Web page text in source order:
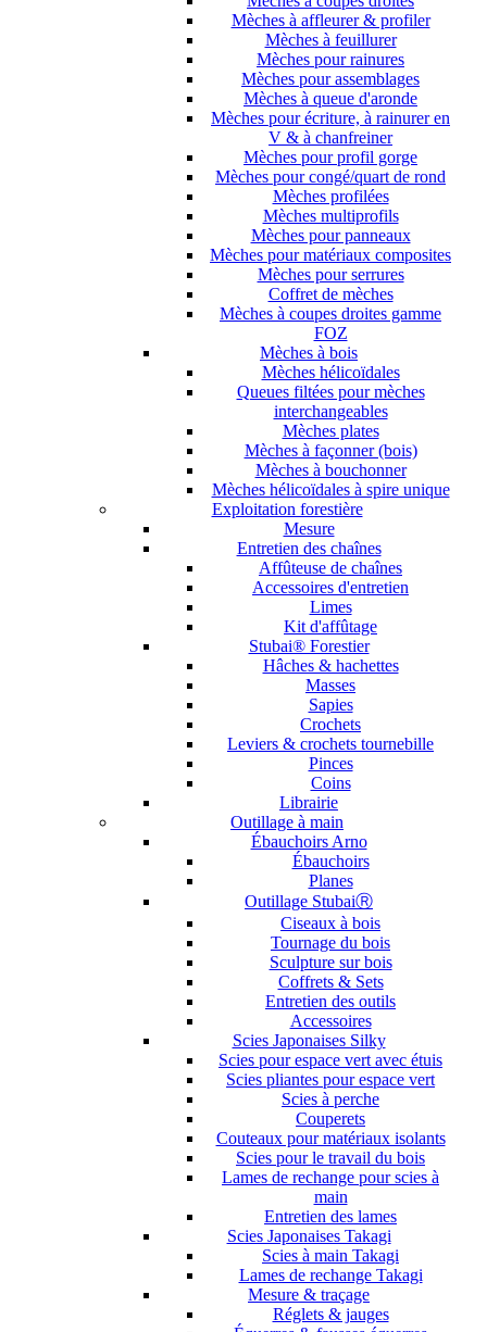
Mèches à affleurer & profiler
Mèches à feuillurer
Mèches pour rainures
Mèches pour assemblages
Mèches à queue d'aronde
Mèches pour écriture, à rainurer en
V & à chanfreiner
Mèches pour profil gorge
Mèches pour congé/quart de rond
Mèches profilées
Mèches multiprofils
Mèches pour panneaux
Mèches pour matériaux composites
Mèches pour serrures
Coffret de mèches
Mèches à coupes droites gamme
FOZ
Mèches à bois
Mèches hélicoïdales
Queues filtées pour mèches
interchangeables
Mèches plates
Mèches à façonner (bois)
Mèches à bouchonner
Mèches hélicoïdales à spire unique
Exploitation forestière
Mesure
Entretien des chaînes
Affûteuse de chaînes
Accessoires d'entretien
Limes
Kit d'affûtage
Stubai® Forestier
Hâches & hachettes
Masses
Sapies
Crochets
Leviers & crochets tournebille
Pinces
Coins
Librairie
Outillage à main
Ébauchoirs Arno
Ébauchoirs
Planes
Outillage StubaiⓇ
Ciseaux à bois
Tournage du bois
Sculpture sur bois
Coffrets & Sets
Entretien des outils
Accessoires
Scies Japonaises Silky
Scies pour espace vert avec étuis
Scies pliantes pour espace vert
Scies à perche
Couperets
Couteaux pour matériaux isolants
Scies pour le travail du bois
Lames de rechange pour scies à
main
Entretien des lames
Scies Japonaises Takagi
Scies à main Takagi
Lames de rechange Takagi
Mesure & traçage
Réglets & jauges